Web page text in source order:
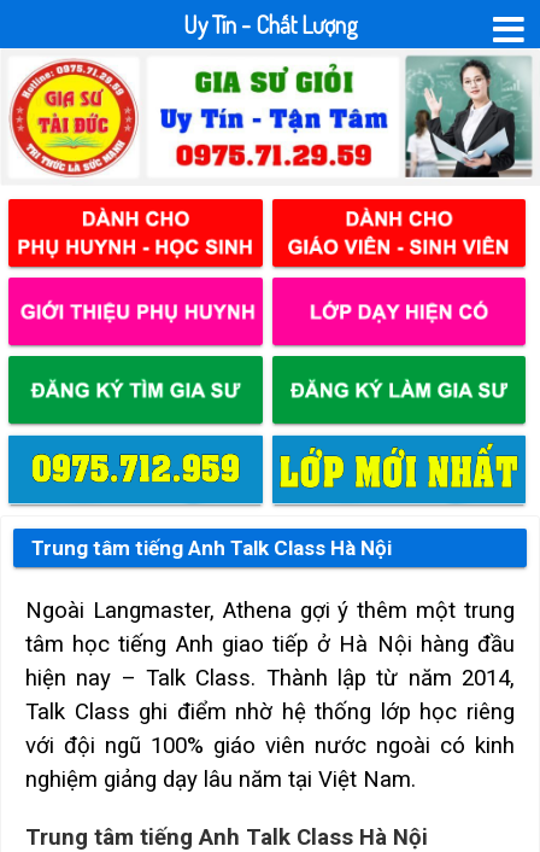
Trung tâm tiếng Anh Talk Class Hà Nội
Ngoài Langmaster, Athena gợi ý thêm một trung
tâm học tiếng Anh giao tiếp ở Hà Nội hàng đầu
hiện nay – Talk Class. Thành lập từ năm 2014,
Talk Class ghi điểm nhờ hệ thống lớp học riêng
với đội ngũ 100% giáo viên nước ngoài có kinh
nghiệm giảng dạy lâu năm tại Việt Nam.
Trung tâm tiếng Anh Talk Class Hà Nội
Uy Tín - Chất Lượng